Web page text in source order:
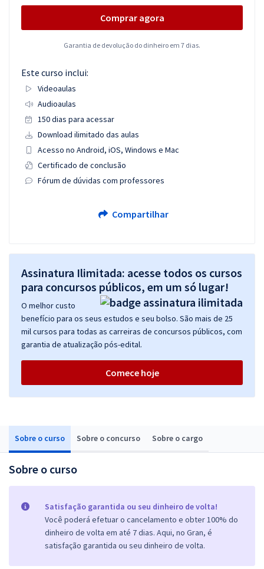
Sobre o curso Sobre o concurso Sobre o cargo
Sobre o curso
Satisfação garantida ou seu dinheiro de volta!
Você poderá efetuar o cancelamento e obter 100% do
dinheiro de volta em até 7 dias. Aqui, no Gran, é
satisfação garantida ou seu dinheiro de volta.
Comprar agora
Garantia de devolução do dinheiro em 7 dias.
Este curso inclui:
Videoaulas
Audioaulas
150 dias para acessar
Download ilimitado das aulas
Acesso no Android, iOS, Windows e Mac
Certificado de conclusão
Fórum de dúvidas com professores
Compartilhar
Assinatura Ilimitada: acesse todos os cursos
para concursos públicos, em um só lugar!
O melhor custo
benefício para os seus estudos e seu bolso. São mais de 25
mil cursos para todas as carreiras de concursos públicos, com
garantia de atualização pós-edital.
Comece hoje